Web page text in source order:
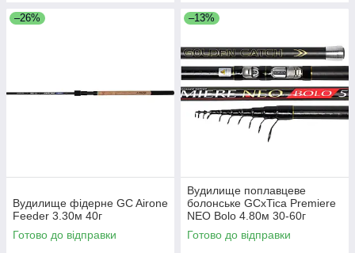
–26%
Вудилище фідерне GC Airone
Feeder 3.30м 40г
Готово до відправки
–13%
Вудилище поплавцеве
болонське GCxTica Premiere
NEO Bolo 4.80м 30-60г
Готово до відправки